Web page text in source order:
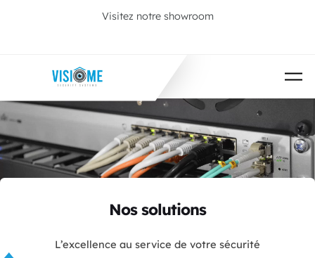
Visitez notre showroom
Nos solutions
L’excellence au service de votre sécurité